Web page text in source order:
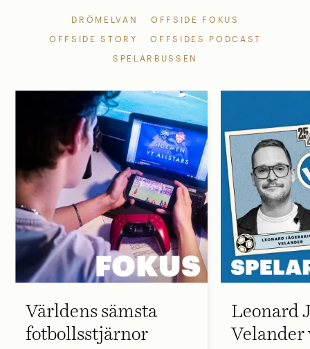
DRÖMELVAN
OFFSIDE FOKUS
OFFSIDE STORY
OFFSIDES PODCAST
SPELARBUSSEN
Världens sämsta
fotbollsstjärnor
Leonard
Velander